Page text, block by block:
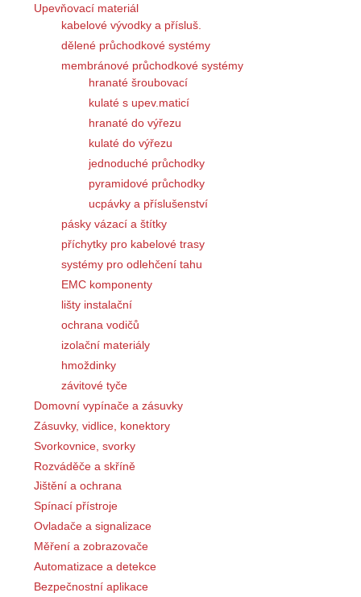
Upevňovací materiál
kabelové vývodky a přísluš.
dělené průchodkové systémy
membránové průchodkové systémy
hranaté šroubovací
kulaté s upev.maticí
hranaté do výřezu
kulaté do výřezu
jednoduché průchodky
pyramidové průchodky
ucpávky a příslušenství
pásky vázací a štítky
příchytky pro kabelové trasy
systémy pro odlehčení tahu
EMC komponenty
lišty instalační
ochrana vodičů
izolační materiály
hmoždinky
závitové tyče
Domovní vypínače a zásuvky
Zásuvky, vidlice, konektory
Svorkovnice, svorky
Rozváděče a skříně
Jištění a ochrana
Spínací přístroje
Ovladače a signalizace
Měření a zobrazovače
Automatizace a detekce
Bezpečnostní aplikace